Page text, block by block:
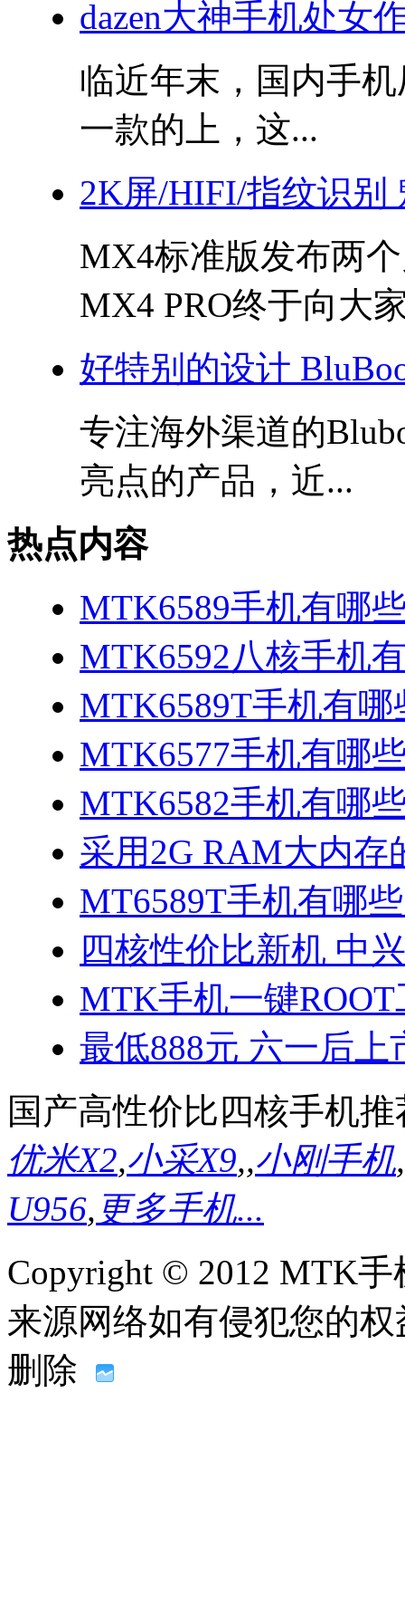
dazen大神手机处女
临近年末，国内手
一款的上，这...
2K屏/HIFI/指纹识别
MX4标准版发布两
MX4 PRO终于向大
好特别的设计
专注海外渠道的
亮点的产品，近...
热点内容
MTK6589手机有哪
MTK6592八核手机
MTK6589T手机有
MTK6577手机有哪
MTK6582手机有哪
采用2G RAM大内存
MT6589T手机有哪
四核性价比新机 中
MTK手机一键
最低888元 六一后上
国产高性价比四核手机推
优米X2,小采X9,,小刚手机,
U956, 更多手机...
Copyright © 2012 MTK
来源网络如有侵犯您的
删除